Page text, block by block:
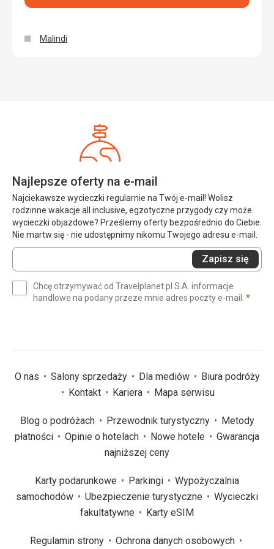
Malindi
Najlepsze oferty na e-mail
Najciekawsze wycieczki regularnie na Twój e-mail! Wolisz
rodzinne wakacje all inclusive, egzotyczne przygody czy może
wycieczki objazdowe? Prześlemy oferty bezpośrednio do Ciebie.
Nie martw się - nie udostępnimy nikomu Twojego adresu e-mail.
Wprowadź
swój
(wymagane)
Zapisz się
Chcę otrzymywać od Travelplanet.pl S.A. informacje
handlowe na podany przeze mnie adres poczty e-mail. *
O nas Salony sprzedaży Dla mediów
Biura podróży
Kontakt
Kariera Mapa serwisu
Blog o podróżach Przewodnik turystyczny
Metody
płatności
Opinie o hotelach Nowe hotele
Gwarancja
najniższej ceny
Karty podarunkowe Parkingi
Wypożyczalnia
samochodów
Ubezpieczenie turystyczne
Wycieczki
fakultatywne
Karty eSIM
Regulamin strony Ochrona danych osobowych